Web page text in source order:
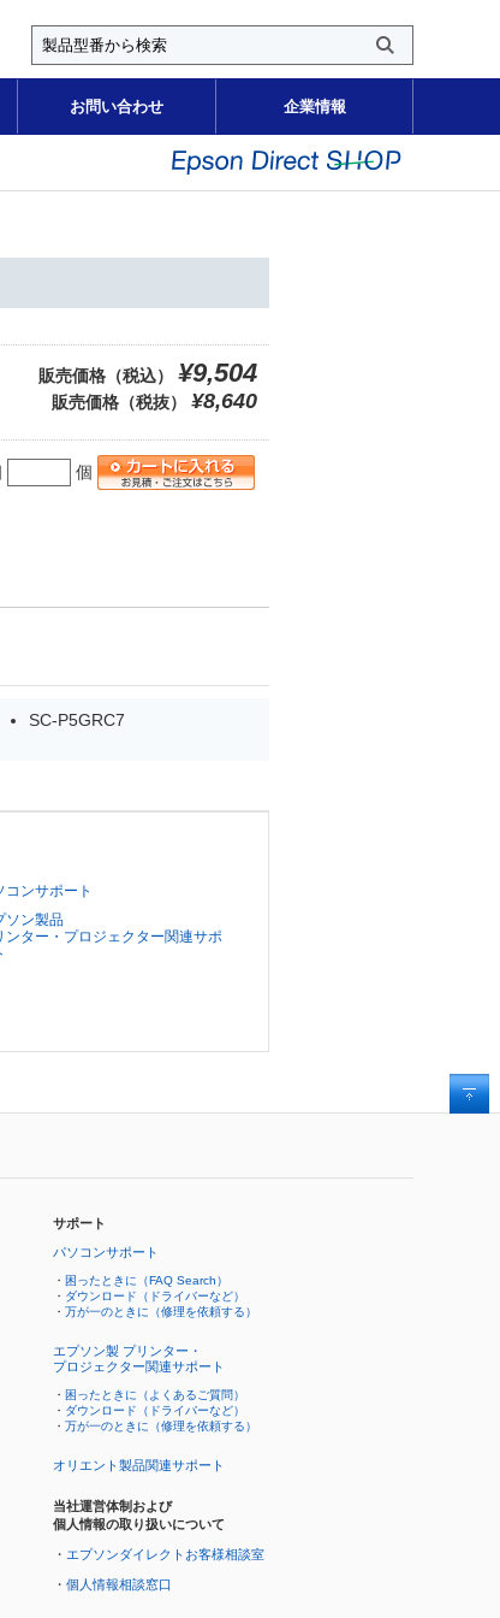
お問い合わせ 企業情報
販売価格（税込） ¥9,504
販売価格（税抜） ¥8,640
個
SC-P5GRC7
コンサポート
ソン製品
ンター・プロジェクター関連サポ
サポート
パソコンサポート
・ 困ったときに（FAQ Search）
・ ダウンロード（ドライバーなど）
・ 万が一のときに（修理を依頼する）
エプソン製 プリンター・
プロジェクター関連サポート
・ 困ったときに（よくあるご質問）
・ ダウンロード（ドライバーなど）
・ 万が一のときに（修理を依頼する）
オリエント製品関連サポート
当社運営体制および
個人情報の取り扱いについて
・ エプソンダイレクトお客様相談室
・ 個人情報相談窓口